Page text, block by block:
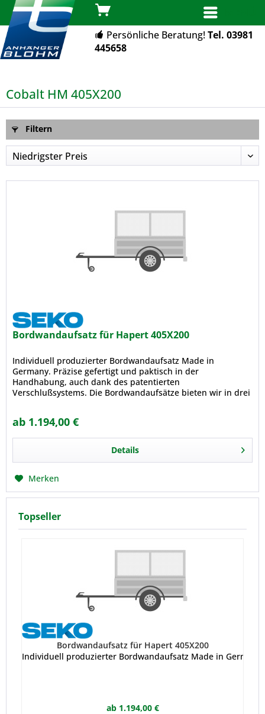
Persönliche Beratung!Tel. 03981
445658
Cobalt HM 405X200
Filtern
Bordwandaufsatz für Hapert 405X200
Individuell produzierter Bordwandaufsatz Made in
Germany. Präzise gefertigt und paktisch in der
Handhabung, auch dank des patentierten
Verschlußsystems. Die Bordwandaufsätze bieten wir in drei
ab 1.194,00 €
Details
Merken
Topseller
Bordwandaufsatz für Hapert 405X200
Individuell produzierter Bordwandaufsatz Made in
ab 1.194,00 €